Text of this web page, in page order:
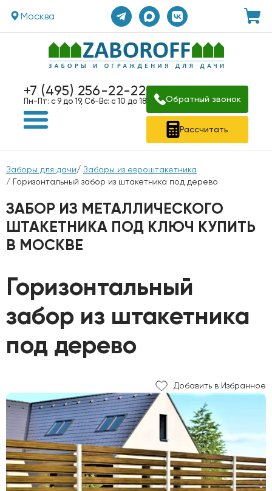
Москва
+7 (495) 256-22-22
Пн-Пт: с 9 до 19, Сб-Вс: с 10 до 18 Обратный звонок
Рассчитать
Заборы для дачи/ Заборы из евроштакетника
/ Горизонтальный забор из штакетника под дерево
ЗАБОР ИЗ МЕТАЛЛИЧЕСКОГО
ШТАКЕТНИКА ПОД КЛЮЧ КУПИТЬ
В МОСКВЕ
Горизонтальный
забор из штакетника
под дерево
Добавить в Избранное